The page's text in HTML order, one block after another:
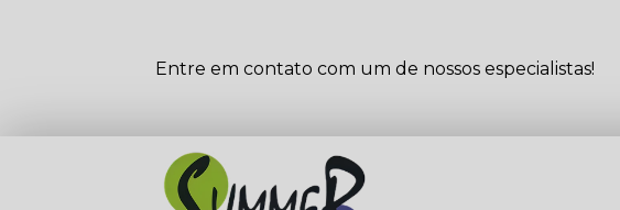
Entre em contato com um de nossos especialistas!